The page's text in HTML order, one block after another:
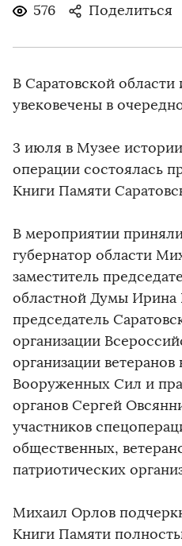
576 Поделиться
В Саратовской
увековечены в
3 июля в Музее
операции состоялась
Книги Памяти
В мероприятии
губернатор области
заместитель
областной Думы Ирина
председатель
организации
организации ветеранов
Вооруженных Сил и
органов Сергей
участников
общественных,
патриотических
Михаил Орлов
Книги Памяти